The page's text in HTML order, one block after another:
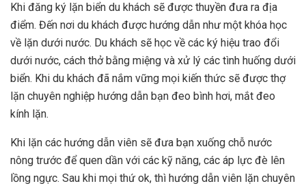
Khi đăng ký lặn biển du khách sẽ được thuyền đưa ra địa
điểm. Đến nơi du khách được hướng dẫn như một khóa học
về lặn dưới nước. Du khách sẽ học về các ký hiệu trao đổi
dưới nước, cách thở bằng miệng và xử lý các tình huống dưới
biển. Khi du khách đã nắm vững mọi kiến thức sẽ được thợ
lặn chuyên nghiệp hướng dẫn bạn đeo bình hơi, mắt đeo
kính lặn.
Khi lặn các hướng dẫn viên sẽ đưa bạn xuống chỗ nước
nông trước để quen dần với các kỹ năng, các áp lực đè lên
lồng ngực. Sau khi mọi thứ ok, thì hướng dẫn viên lặn chuyên